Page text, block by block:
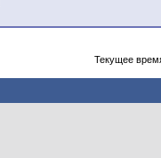
Текущее